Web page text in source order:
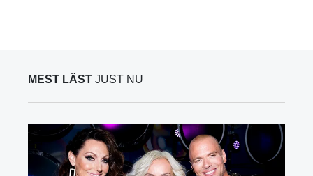
MEST LÄST JUST NU